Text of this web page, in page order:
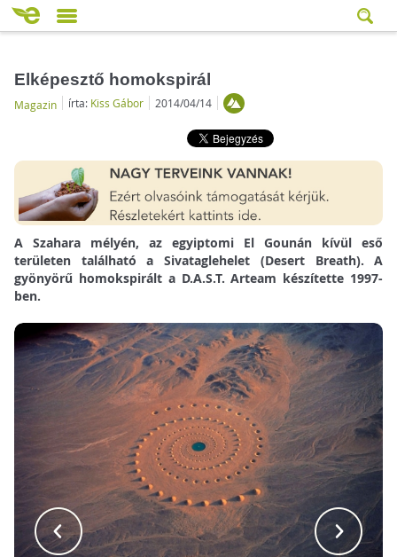
Elképesztő homokspirál
Magazin írta: Kiss Gábor 2014/04/14
A Szahara mélyén, az egyiptomi El Gounán kívül eső
területen található a Sivataglehelet (Desert Breath). A
gyönyörű homokspirált a D.A.S.T. Arteam készítette 1997-
ben.